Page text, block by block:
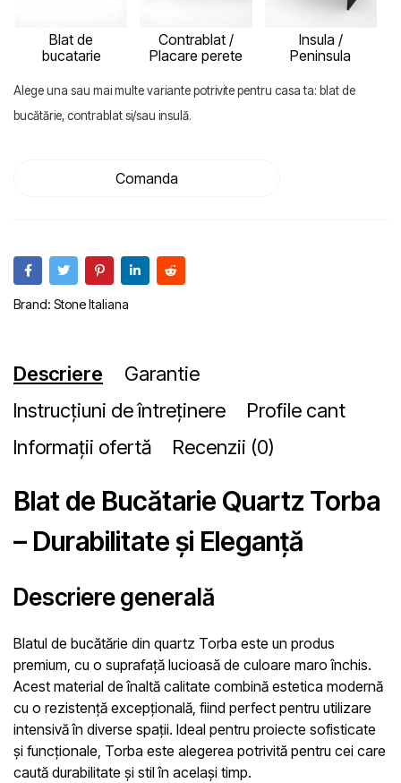
Blat de
bucatarie
Contrablat /
Placare perete
Insula /
Peninsula
Alege una sau mai multe variante potrivite pentru casa ta: blat de
bucătărie, contrablat si/sau insulă.
Comanda
Brand: Stone Italiana
Descriere
Garantie
Instrucțiuni de întreținere
Profile cant
Informații ofertă
Recenzii (0)
Blat de Bucătarie Quartz Torba
– Durabilitate și Eleganță
Descriere generală
Blatul de bucătărie din quartz Torba este un produs
premium, cu o suprafață lucioasă de culoare maro închis.
Acest material de înaltă calitate combină estetica modernă
cu o rezistență excepțională, fiind perfect pentru utilizare
intensivă în diverse spații. Ideal pentru proiecte sofisticate
și funcționale, Torba este alegerea potrivită pentru cei care
caută durabilitate și stil în același timp.